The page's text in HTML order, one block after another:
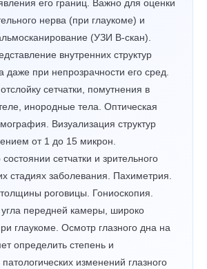
его границ. Важно для оценки
нерва (при глаукоме) и
(УЗИ B-скан).
внутренних структур
даже при непрозрачности его сред.
сетчатки, помутнения в
инородные тела. Оптическая
Визуализация структур
от 1 до 15 микрон.
сетчатки и зрительного
стадиях заболевания. Пахиметрия.
роговицы. Гониоскопия.
передней камеры, широко
глаукоме. Осмотр глазного дна на
определить степень и
изменений глазного